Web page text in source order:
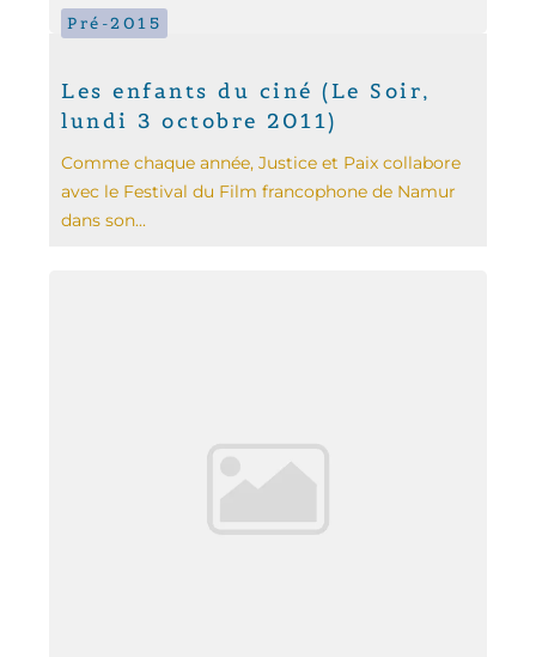
Pré-2015
Les enfants du ciné (Le Soir,
lundi 3 octobre 2011)
Comme chaque année, Justice et Paix collabore
avec le Festival du Film francophone de Namur
dans son...